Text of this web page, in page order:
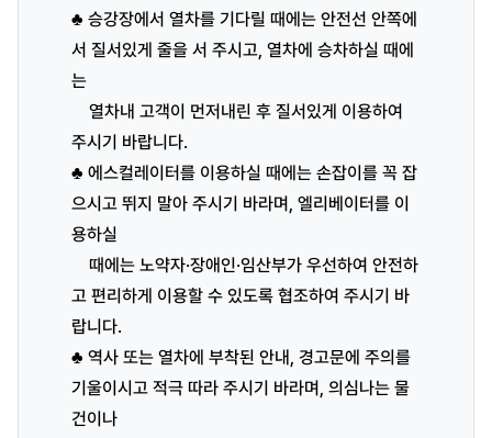
♣ 승강장에서 열차를 기다릴 때에는 안전선 안쪽에
서 질서있게 줄을 서 주시고, 열차에 승차하실 때에
는
열차내 고객이 먼저내린 후 질서있게 이용하여
주시기 바랍니다.
♣ 에스컬레이터를 이용하실 때에는 손잡이를 꼭 잡
으시고 뛰지 말아 주시기 바라며, 엘리베이터를 이
용하실
때에는 노약자·장애인·임산부가 우선하여 안전하
고 편리하게 이용할 수 있도록 협조하여 주시기 바
랍니다.
♣ 역사 또는 열차에 부착된 안내, 경고문에 주의를
기울이시고 적극 따라 주시기 바라며, 의심나는 물
건이나